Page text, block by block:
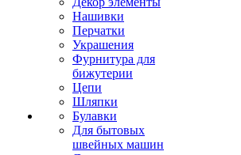
Нашивки
Перчатки
Украшения
Фурнитура для
бижутерии
Цепи
Шляпки
Булавки
Для бытовых
швейных машин